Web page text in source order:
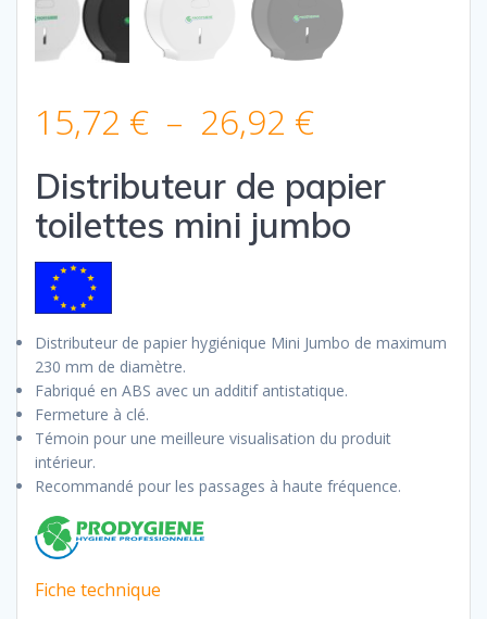
15,72 € – 26,92 €Plage
de
prix :
à
26,92 €
Distributeur de papier
toilettes mini jumbo
Distributeur de papier hygiénique Mini Jumbo de maximum
230 mm de diamètre.
Fabriqué en ABS avec un additif antistatique.
Fermeture à clé.
Témoin pour une meilleure visualisation du produit
intérieur.
Recommandé pour les passages à haute fréquence.
Fiche technique